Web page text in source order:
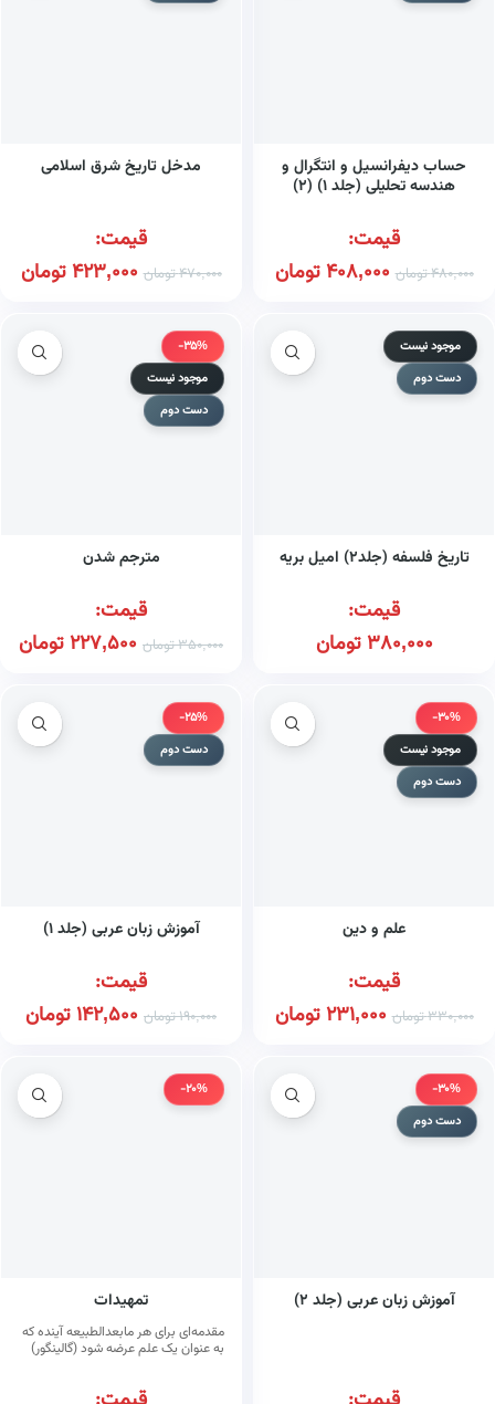
حساب دیفرانسیل و انتگرال و
هندسه تحلیلی (جلد ۱) (۲)
قیمت:
480,000تومان 408,000تومان
مدخل تاریخ شرق اسلامی
قیمت:
470,000تومان 423,000تومان
موجود نیست
دست دوم
تاریخ فلسفه (جلد۲) امیل بریه
قیمت:
380,000تومان
-35%
موجود نیست
دست دوم
مترجم شدن
قیمت:
350,000تومان 227,500تومان
-30%
موجود نیست
دست دوم
علم و دین
قیمت:
330,000تومان 231,000تومان
-25%
دست دوم
آموزش زبان عربی (جلد ۱)
قیمت:
190,000تومان 142,500تومان
-30%
دست دوم
آموزش زبان عربی (جلد ۲)
-20%
تمهیدات
مقدمه‌ای برای هر مابعدالطبیعه آینده که
به عنوان یک علم عرضه شود (گالینگور)